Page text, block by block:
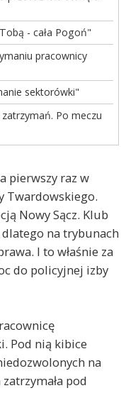
- cała Pogoń"
pracownicy
sektorówki"
Po meczu
pierwszy raz w
Twardowskiego.
Nowy Sącz. Klub
na trybunach
I to właśnie za
do policyjnej izby
Pod nią kibice
na
pod